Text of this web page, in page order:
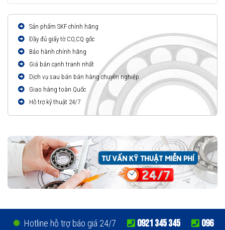
Sản phẩm SKF chính hãng
Đầy đủ giấy tờ CO,CQ gốc
Bảo hành chính hãng
Giá bán cạnh tranh nhất
Dịch vụ sau bán bán hàng chuyên nghiệp
Giao hàng toàn Quốc
Hỗ trợ kỹ thuật 24/7
Hotline hỗ trợ báo giá 24/7 0921 345 345
096